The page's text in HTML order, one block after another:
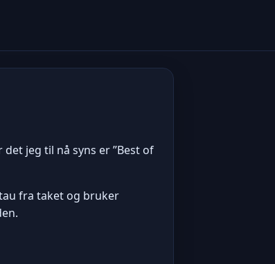
jeg til nå syns er ”Best of
fra taket og bruker